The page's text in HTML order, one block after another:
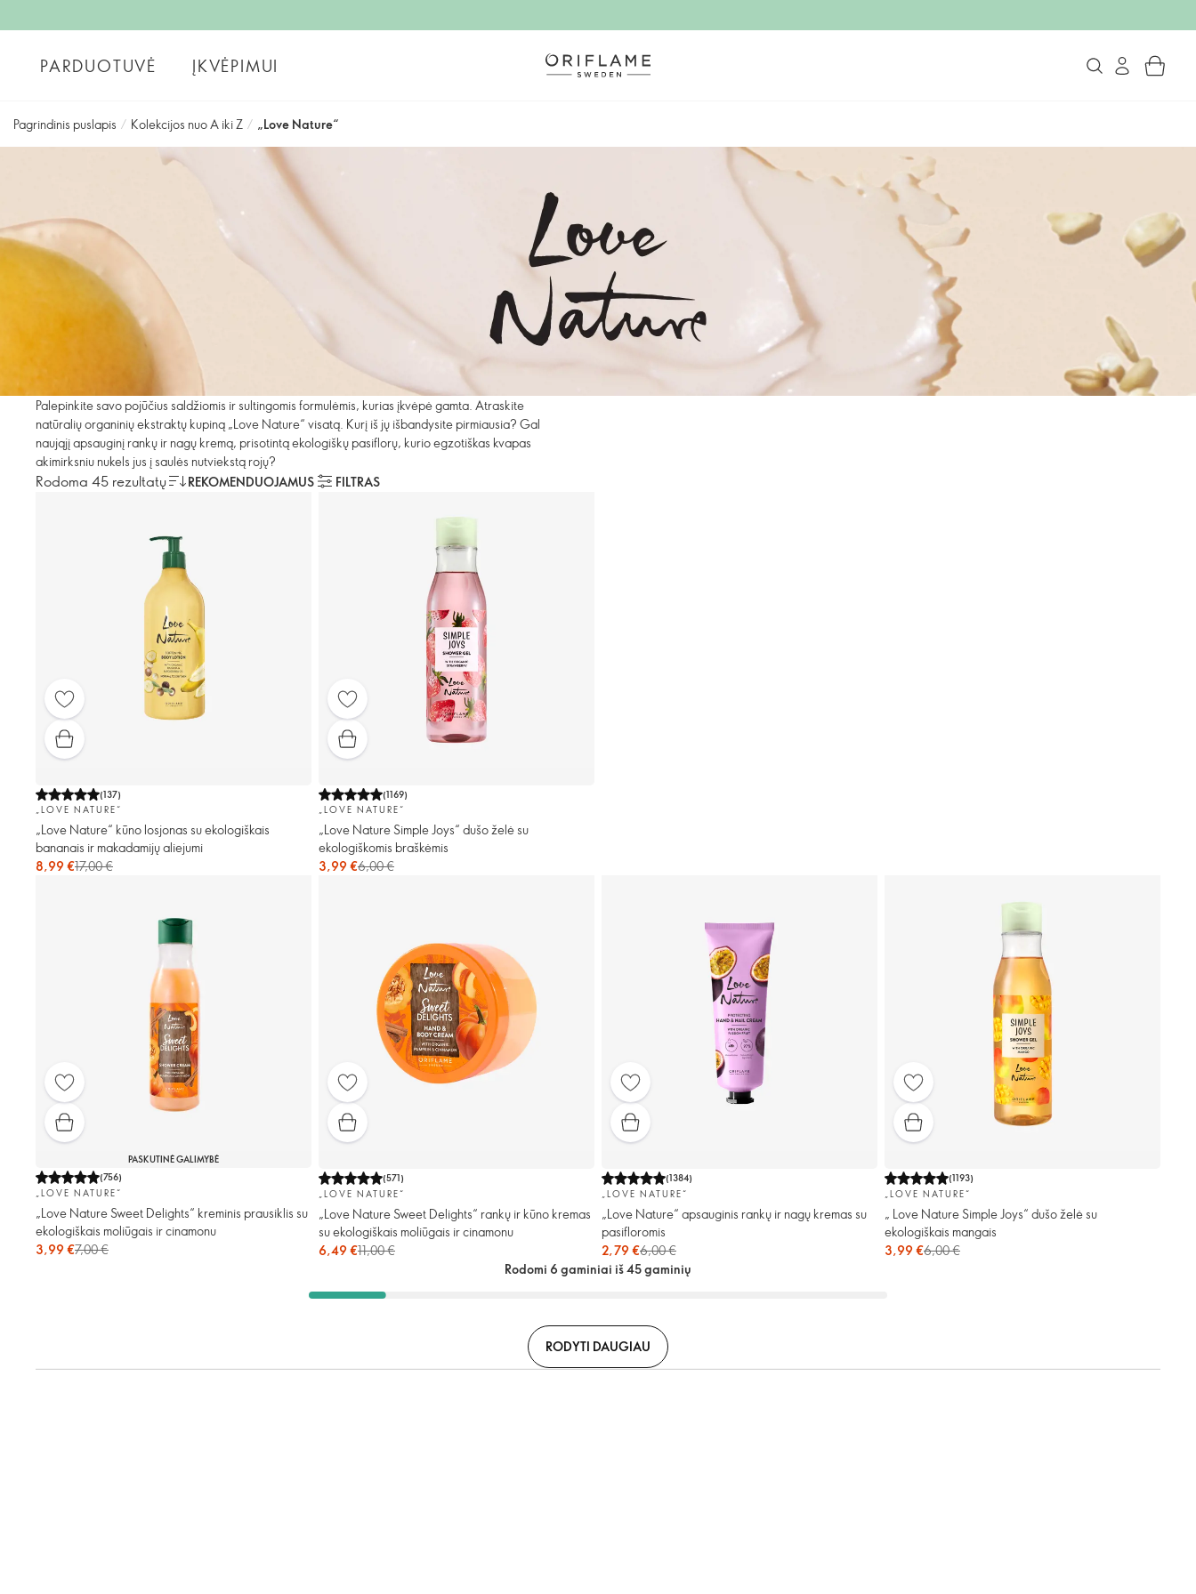
PARDUOTUVĖ ĮKVĖPIMUI
Pagrindinis puslapis / Kolekcijos nuo A iki Z / „Love Nature“
Palepinkite savo pojūčius saldžiomis ir sultingomis formulėmis, kurias įkvėpė gamta. Atraskite
natūralių organinių ekstraktų kupiną „Love Nature“ visatą. Kurį iš jų išbandysite pirmiausia? Gal
naująjį apsauginį rankų ir nagų kremą, prisotintą ekologiškų pasiflorų, kurio egzotiškas kvapas
akimirksniu nukels jus į saulės nutviekstą rojų?
Rodoma 45 rezultatų REKOMENDUOJAMUS FILTRAS
(137)
„LOVE NATURE“
„Love Nature“ kūno losjonas su ekologiškais
bananais ir makadamijų aliejumi
8,99 €17,00 €
(1169)
„LOVE NATURE“
„Love Nature Simple Joys“ dušo želė su
ekologiškomis braškėmis
3,99 €6,00 €
PASKUTINĖ GALIMYBĖ
(756)
„LOVE NATURE“
„Love Nature Sweet Delights“ kreminis prausiklis su
ekologiškais moliūgais ir cinamonu
3,99 €7,00 €
(571)
„LOVE NATURE“
„Love Nature Sweet Delights“ rankų ir kūno kremas
su ekologiškais moliūgais ir cinamonu
6,49 €11,00 €
(1384)
„LOVE NATURE“
„Love Nature“ apsauginis rankų ir nagų kremas su
pasifloromis
2,79 €6,00 €
(1193)
„LOVE NATURE“
„ Love Nature Simple Joys“ dušo želė su
ekologiškais mangais
3,99 €6,00 €
Rodomi 6 gaminiai iš 45 gaminių
RODYTI DAUGIAU